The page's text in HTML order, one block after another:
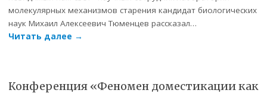
молекулярных механизмов старения кандидат биологических
наук Михаил Алексеевич Тюменцев рассказал…
Читать далее →
Конференция «Феномен доместикации как